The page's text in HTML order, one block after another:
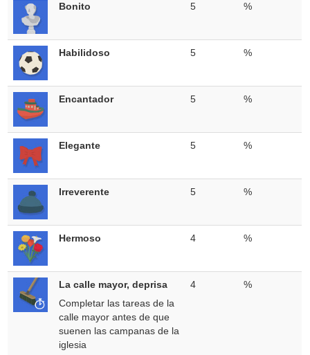
Bonito 5 %
Habilidoso 5 %
Encantador 5 %
Elegante 5 %
Irreverente 5 %
Hermoso 4 %
La calle mayor, deprisa
Completar las tareas de la
calle mayor antes de que
suenen las campanas de la
iglesia
4 %